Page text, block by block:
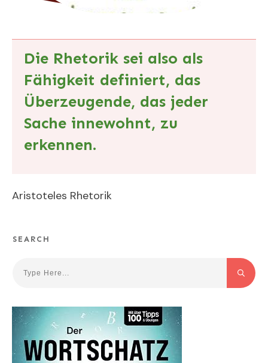
Die Rhetorik sei also als
Fähigkeit definiert, das
Überzeugende, das jeder
Sache innewohnt, zu
erkennen.
Aristoteles Rhetorik
SEARCH